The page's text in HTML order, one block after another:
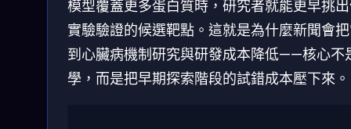
模型覆蓋更多蛋白質時，研究者就能更早挑
實驗驗證的候選靶點。這就是為什麼新聞會
到心臟病機制研究與研發成本降低——核心不
學，而是把早期探索階段的試錯成本壓下來。